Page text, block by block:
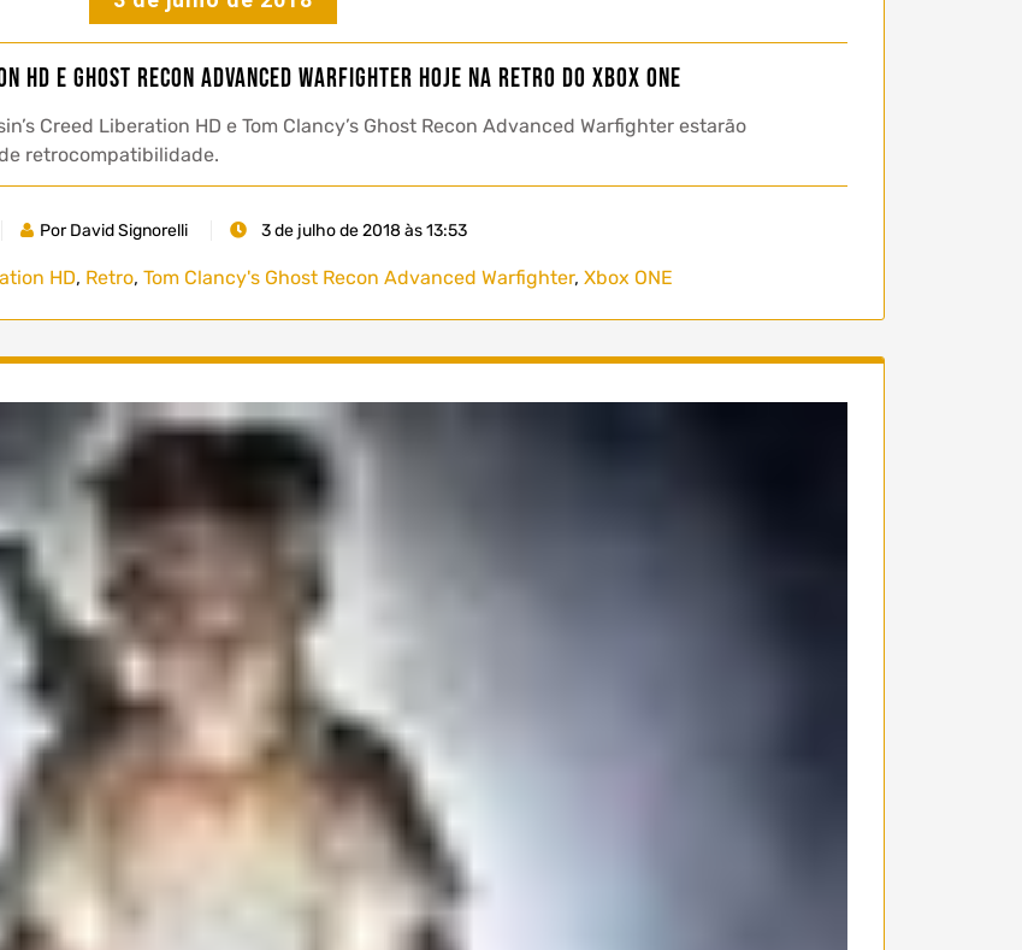
HD e Ghost Recon Advanced Warfighter hoje na retro do Xbox One
Creed Liberation HD e Tom Clancy’s Ghost Recon Advanced Warfighter estarão
retrocompatibilidade.
Por David Signorelli 3 de julho de 2018 às 13:53
HD, Retro, Tom Clancy's Ghost Recon Advanced Warfighter, Xbox ONE